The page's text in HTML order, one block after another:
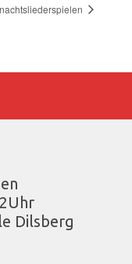
Dilsberg